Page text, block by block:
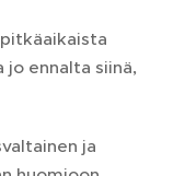
ennalta siinä,
ja